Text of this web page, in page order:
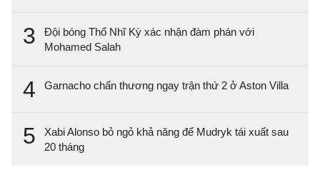
3
Đội bóng Thổ Nhĩ Kỳ xác nhận đàm phán với
Mohamed Salah
4 Garnacho chấn thương ngay trận thứ 2 ở Aston Villa
5
Xabi Alonso bỏ ngỏ khả năng để Mudryk tái xuất sau
20 tháng